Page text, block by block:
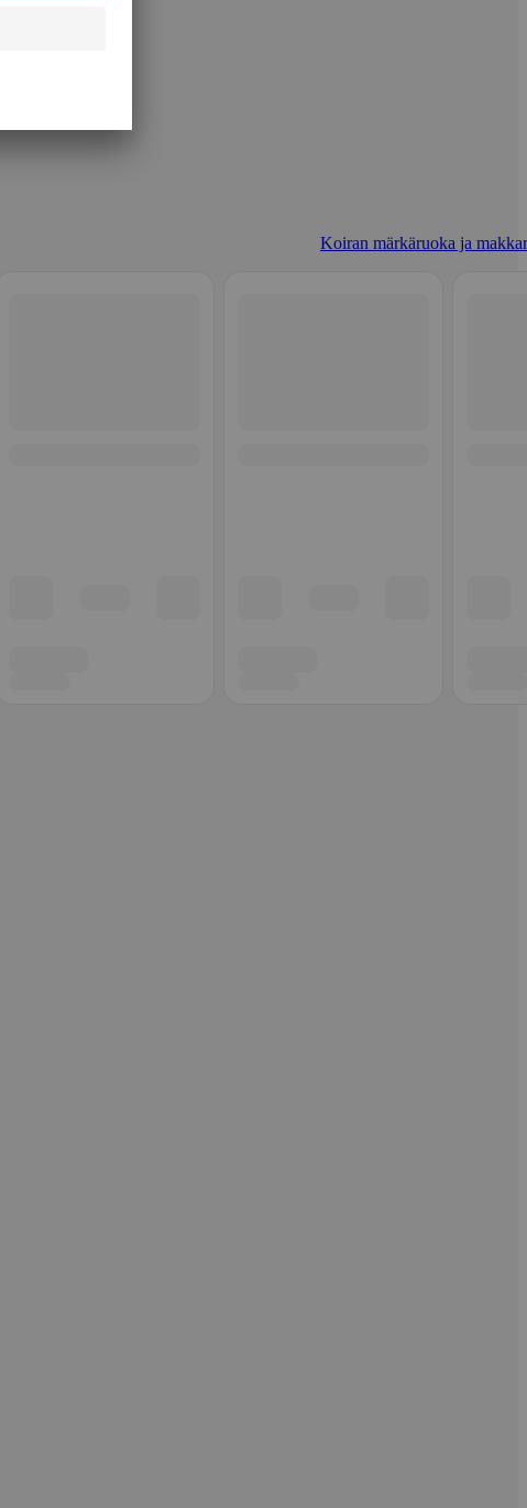
Koiran märkäruoka ja